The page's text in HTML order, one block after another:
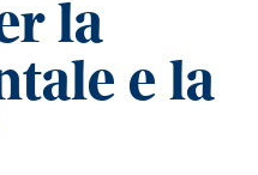
la
e la